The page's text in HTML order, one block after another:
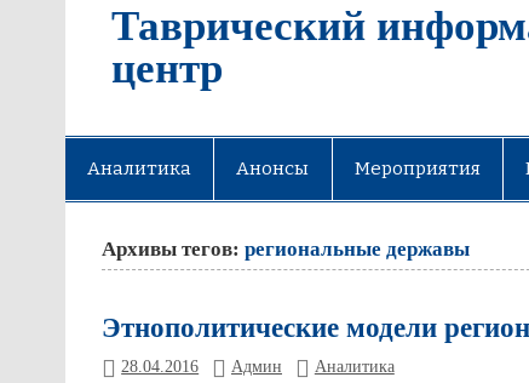
Таврический
центр
Аналитика Анонсы Мероприятия
Архивы тегов:региональные державы
Этнополитические модели
28.04.2016 Админ Аналитика